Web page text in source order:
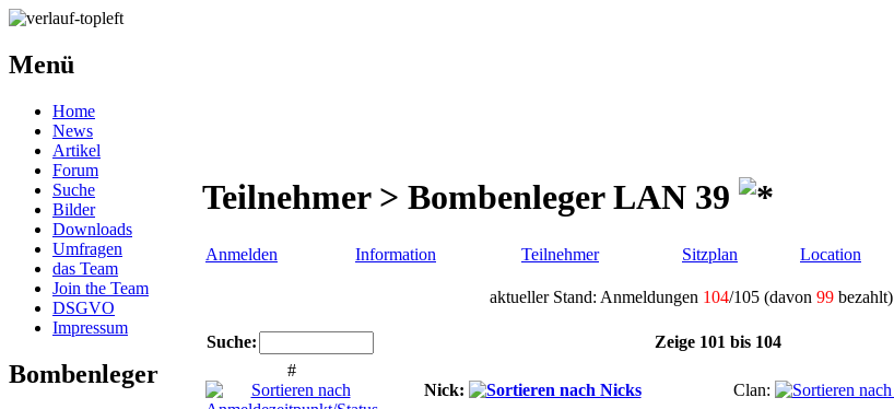
Menü
Home
News
Artikel
Forum
Suche
Bilder
Downloads
Umfragen
das Team
Join the Team
DSGVO
Impressum
Bombenleger
Teilnehmer > Bombenleger LAN 39
Anmelden Information Teilnehmer Sitzplan Location
aktueller Stand: Anmeldungen 104/105 (davon 99bezahlt)
Suche:
Zeige 101 bis 104
#
Nick:
Clan: